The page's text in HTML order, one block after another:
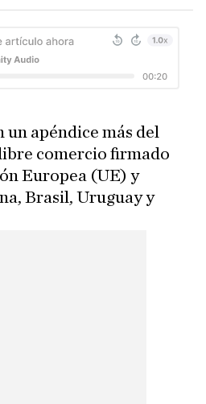
un apéndice más del
comercio firmado
Europea (UE) y
Brasil, Uruguay y